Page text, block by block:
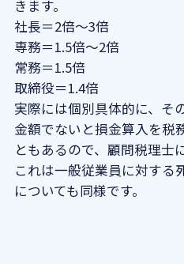
きます。
社長＝2倍～3倍
専務＝1.5倍～2倍
常務＝1.5倍
取締役＝1.4倍
実際には個別具体的に、そ
金額でないと損金算入を税
ともあるので、顧問税理士
これは一般従業員に対する
についても同様です。